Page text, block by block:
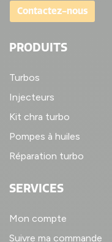
Contactez-nous
PRODUITS
Turbos
Injecteurs
Kit chra turbo
Pompes à huiles
Réparation turbo
SERVICES
Mon compte
Suivre ma commande